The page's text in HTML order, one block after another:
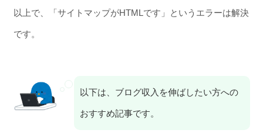
以上で、「サイトマップがHTMLです」というエラーは解決
です。
以下は、ブログ収入を伸ばしたい方への
おすすめ記事です。